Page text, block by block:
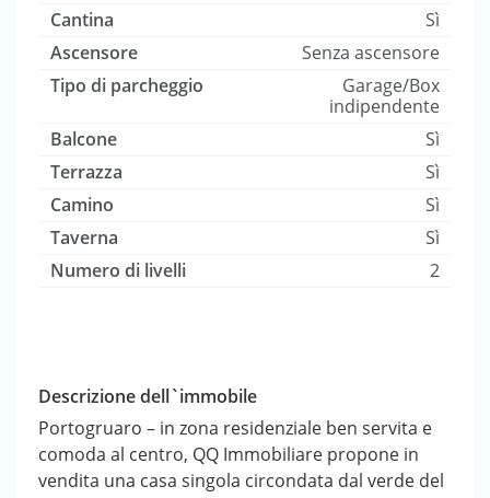
Cantina
Sì
Ascensore
Senza ascensore
Tipo di parcheggio
Garage/Box
indipendente
Balcone
Sì
Terrazza
Sì
Camino
Sì
Taverna
Sì
Numero di livelli
2
Descrizione dell`immobile
Portogruaro – in zona residenziale ben servita e
comoda al centro, QQ Immobiliare propone in
vendita una casa singola circondata dal verde del